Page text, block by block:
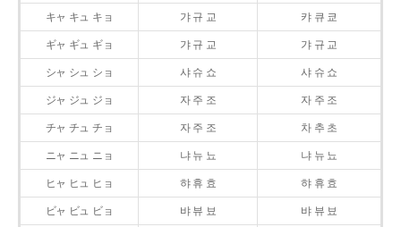
キャ キュ キョ 갸 규 교 캬 큐 쿄
ギャ ギュ ギョ 갸 규 교 갸 규 교
シャ シュ ショ 샤 슈 쇼 샤 슈 쇼
ジャ ジュ ジョ 자 주 조 자 주 조
チャ チュ チョ 자 주 조 차 추 초
ニャ ニュ ニョ 냐 뉴 뇨 냐 뉴 뇨
ヒャ ヒュ ヒョ 햐 휴 효 햐 휴 효
ビャ ビュ ビョ 뱌 뷰 뵤 뱌 뷰 뵤